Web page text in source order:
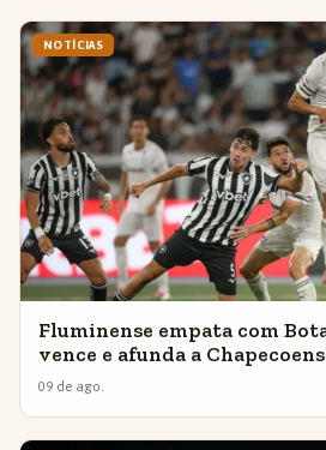
NOTÍCIAS
Fluminense empata com
vence e afunda a
09 de ago.